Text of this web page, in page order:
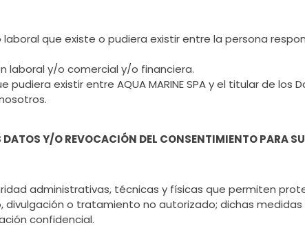
que existe o pudiera existir entre la persona
laboral y/o comercial y/o financiera.
existir entre AQUA MARINE SPA y el titular de los
Y/O REVOCACIÓN DEL CONSENTIMIENTO PARA
administrativas, técnicas y físicas que permiten
o tratamiento no autorizado; dichas
confidencial.